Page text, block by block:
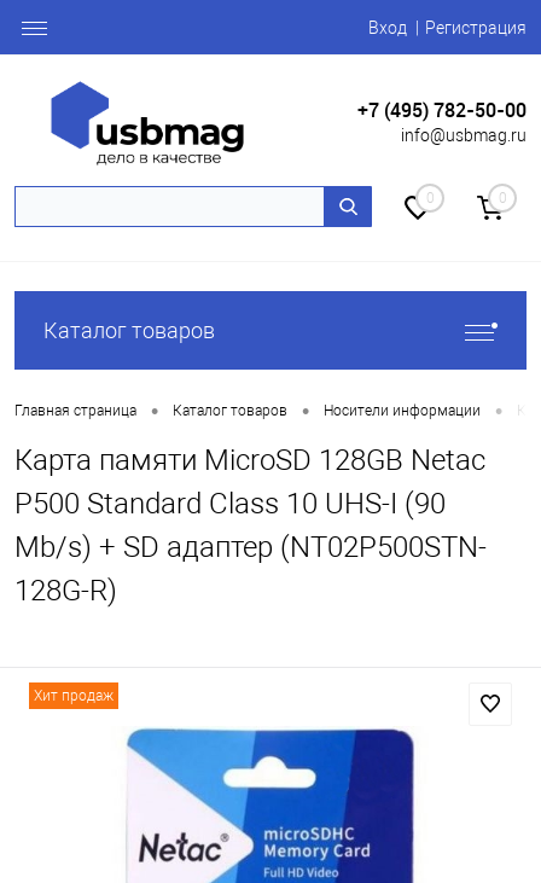
Вход Регистрация
+7 (495) 782-50-00
info@usbmag.ru
0 0
Каталог товаров
Главная страница • Каталог товаров • Носители информации •
Карта памяти MicroSD 128GB Netac
P500 Standard Class 10 UHS-I (90
Mb/s) + SD адаптер (NT02P500STN-
128G-R)
Хит продаж